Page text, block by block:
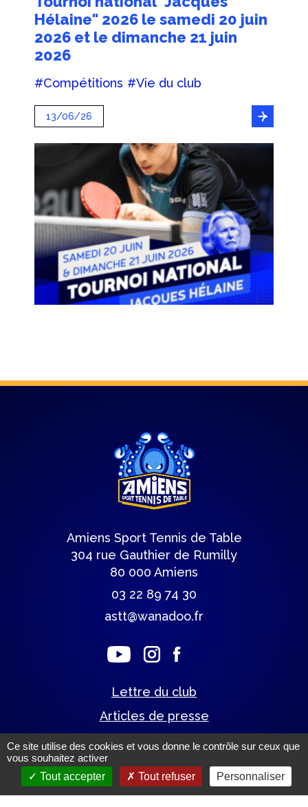
Hélaine" 2026 le samedi 20 juin
2026 et le dimanche 21 juin
2026
#Compétitions #Vie du club
13/06/26
Amiens Sport Tennis de Table
304 rue Gauthier de Rumilly
80 000 Amiens
03 22 89 74 30
astt@wanadoo.fr
Lettre du club
Articles de presse
Mentions légales.
Un site éco-conçu par
Ce site utilise des cookies et vous donne le contrôle sur ceux que
vous souhaitez activer
Tout accepter
Tout refuser Personnaliser